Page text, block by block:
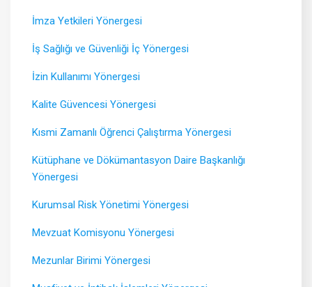
İmza Yetkileri Yönergesi
İş Sağlığı ve Güvenliği İç Yönergesi
İzin Kullanımı Yönergesi
Kalite Güvencesi Yönergesi
Kısmi Zamanlı Öğrenci Çalıştırma Yönergesi
Kütüphane ve Dökümantasyon Daire Başkanlığı
Yönergesi
Kurumsal Risk Yönetimi Yönergesi
Mevzuat Komisyonu Yönergesi
Mezunlar Birimi Yönergesi